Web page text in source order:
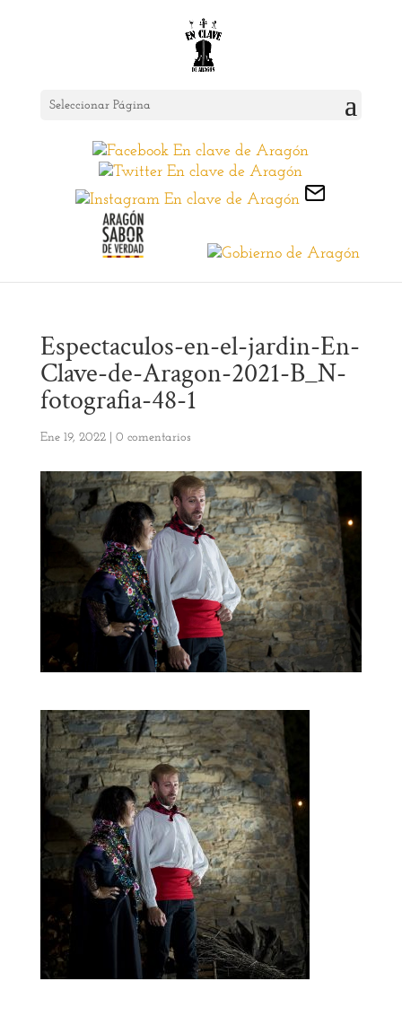
Seleccionar Página
Espectaculos-en-el-jardin-En-
Clave-de-Aragon-2021-B_N-
fotografia-48-1
Ene 19, 2022| 0 comentarios